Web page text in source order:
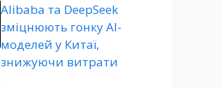
Alibaba та DeepSeek
зміцнюють гонку AI-
моделей у Китаї,
знижуючи витрати